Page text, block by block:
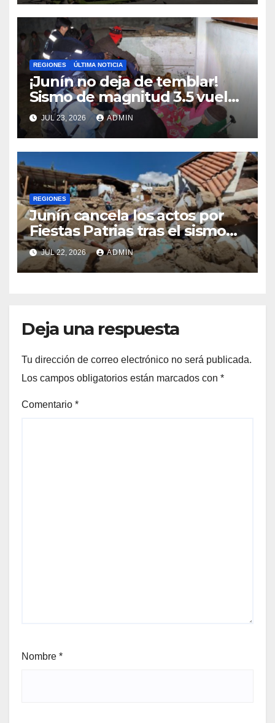
REGIONES ÚLTIMA NOTICIA
¡Junín no deja de temblar!
Sismo de magnitud 3.5 vuelve
a sacudir Chupaca
JUL 23, 2026 ADMIN
REGIONES
Junín cancela los actos por
Fiestas Patrias tras el sismo
que dejó cinco fallecidos en
Chupaca
JUL 22, 2026 ADMIN
Deja una respuesta
Tu dirección de correo electrónico no será publicada.
Los campos obligatorios están marcados con *
Comentario *
Nombre *